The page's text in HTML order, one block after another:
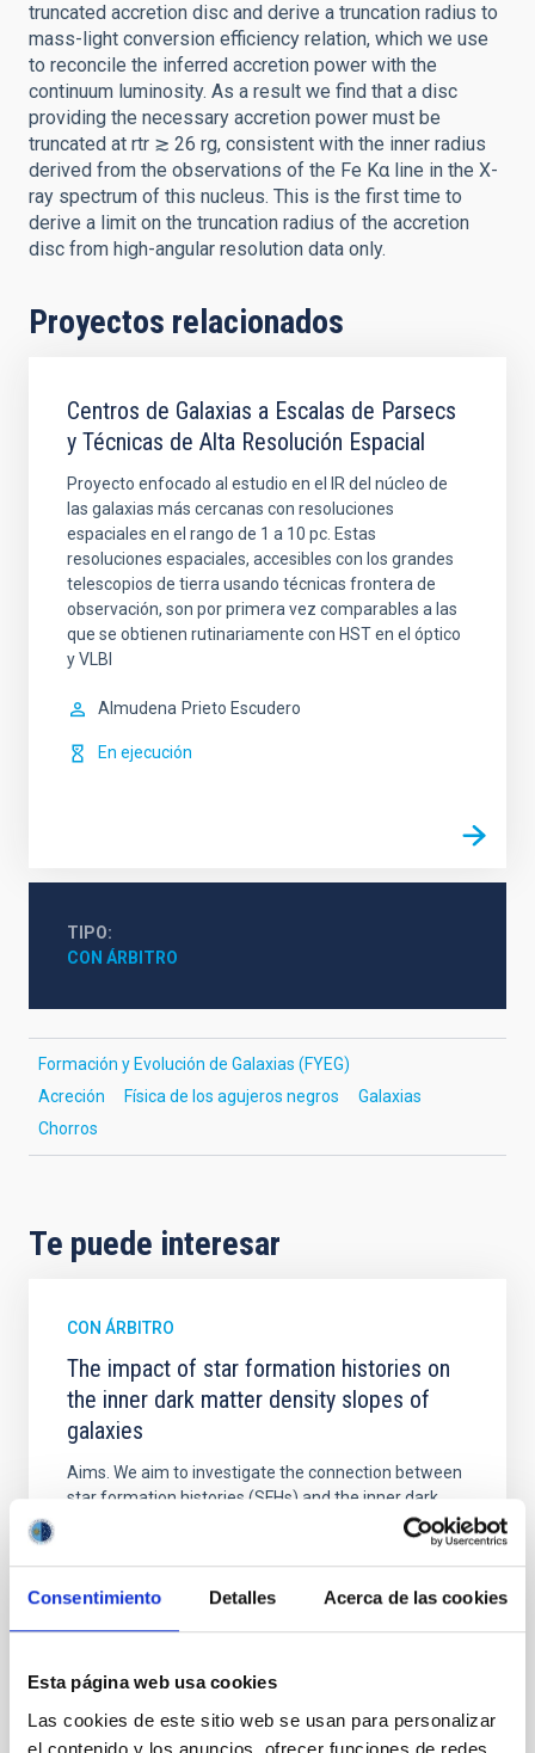
Consentimiento Detalles Acerca de las cookies
Esta página web usa cookies
Las cookies de este sitio web se usan para personalizar
el contenido y los anuncios, ofrecer funciones de redes
truncated accretion disc and derive a truncation radius to
mass-light conversion efficiency relation, which we use
to reconcile the inferred accretion power with the
continuum luminosity. As a result we find that a disc
providing the necessary accretion power must be
truncated at rtr ≳ 26 rg, consistent with the inner radius
derived from the observations of the Fe Kα line in the X-
ray spectrum of this nucleus. This is the first time to
derive a limit on the truncation radius of the accretion
disc from high-angular resolution data only.
Proyectos relacionados
Centros de Galaxias a Escalas de Parsecs
y Técnicas de Alta Resolución Espacial
Proyecto enfocado al estudio en el IR del núcleo de
las galaxias más cercanas con resoluciones
espaciales en el rango de 1 a 10 pc. Estas
resoluciones espaciales, accesibles con los grandes
telescopios de tierra usando técnicas frontera de
observación, son por primera vez comparables a las
que se obtienen rutinariamente con HST en el óptico
y VLBI
Almudena Prieto Escudero
En ejecución
TIPO
CON ÁRBITRO
Formación y Evolución de Galaxias (FYEG)
Acreción
Física de los agujeros negros
Galaxias
Chorros
Te puede interesar
CON ÁRBITRO
The impact of star formation histories on
the inner dark matter density slopes of
galaxies
Aims. We aim to investigate the connection between
star formation histories (SFHs) and the inner dark
matter density profiles of simulated galaxies. In
temporal distribution of star formation influence the
formation of cored versus cuspy dark matter profiles.
Sarrato-Alós, J. et al.